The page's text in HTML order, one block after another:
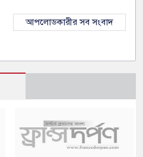
আপলোডকারীর সব সংবাদ